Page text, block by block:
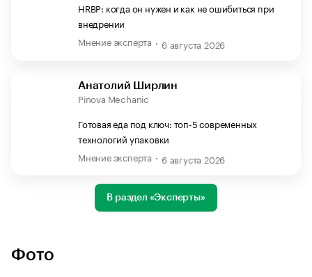
HRBP: когда он нужен и как не ошибиться при
внедрении
Мнение эксперта
6 августа 2026
Анатолий Ширлин
Pinova Mechanic
Готовая еда под ключ: топ-5 современных
технологий упаковки
Мнение эксперта
6 августа 2026
В раздел «Эксперты»
Фото